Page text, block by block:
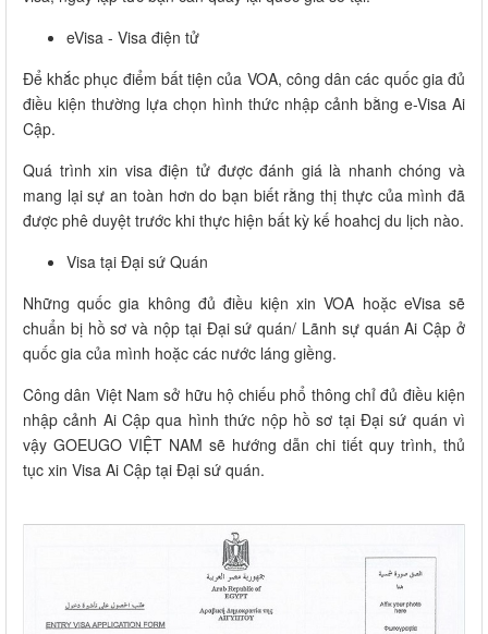
eVisa - Visa điện tử
Để khắc phục điểm bất tiện của VOA, công dân các quốc gia đủ
điều kiện thường lựa chọn hình thức nhập cảnh bằng e-Visa Ai
Cập.
Quá trình xin visa điện tử được đánh giá là nhanh chóng và
mang lại sự an toàn hơn do bạn biết rằng thị thực của mình đã
được phê duyệt trước khi thực hiện bất kỳ kế hoahcj du lịch nào.
Visa tại Đại sứ Quán
Những quốc gia không đủ điều kiện xin VOA hoặc eVisa sẽ
chuẩn bị hồ sơ và nộp tại Đại sứ quán/ Lãnh sự quán Ai Cập ở
quốc gia của mình hoặc các nước láng giềng.
Công dân Việt Nam sở hữu hộ chiếu phổ thông chỉ đủ điều kiện
nhập cảnh Ai Cập qua hình thức nộp hồ sơ tại Đại sứ quán vì
vậy GOEUGO VIỆT NAM sẽ hướng dẫn chi tiết quy trình, thủ
tục xin Visa Ai Cập tại Đại sứ quán.